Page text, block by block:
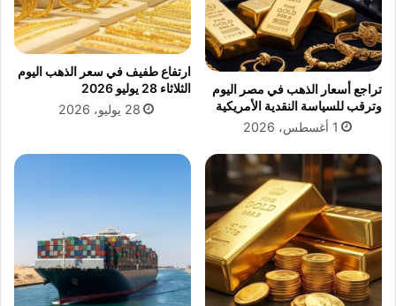
ض
ط
ر
ب
ف
ل
م
ل
ا
ح
ة
ا
ر
ف
ي
و
ل
و
ر
ب
ع
د
ف
تراجع أسعار الذهب في مصر اليوم
وترقب للسياسة النقدية الأمريكية
1 أغسطس، 2026
ارتفاع طفيف في سعر الذهب اليوم
الثلاثاء 28 يوليو 2026
28 يوليو، 2026